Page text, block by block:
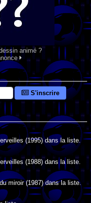
animé ?
S'inscrire
(1995) dans la liste.
(1988) dans la liste.
miroir (1987) dans la liste.